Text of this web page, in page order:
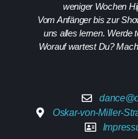
weniger Wochen
Vom Anfänger bis zur
uns alles lernen. Werde
Worauf wartest Du?
Oskar-von-Miller-